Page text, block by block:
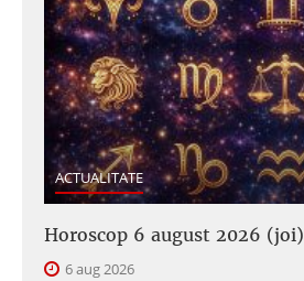
ACTUALITATE
Horoscop 6 august 2026 (joi)
6 aug 2026